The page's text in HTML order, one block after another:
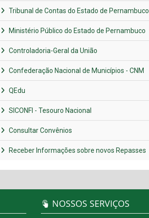
Tribunal de Contas do Estado de Pernambuco
Ministério Público do Estado de Pernambuco
Controladoria-Geral da União
Confederação Nacional de Municípios - CNM
QEdu
SICONFI - Tesouro Nacional
Consultar Convênios
Receber Informações sobre novos Repasses
NOSSOS SERVIÇOS